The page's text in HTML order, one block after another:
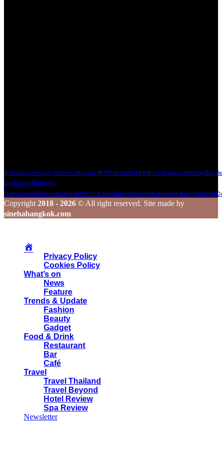
#socialcommunity#ConradBangkok#afternoontea#JimThompson
บางกอก#สิเน่หาพา
ไป#CentaraGrandatCentralWorld#TheStRegisBangkok#pattaya#KhaoChae
Copyright 2018 - 2026 © All right reserved. Site made by
sinehabangkok.com
Privacy Policy
Cookies Policy
What’s on
News
Feature
Trends & Update
Fashion
Beauty
Gadget
Food & Drink
Restaurant
Bar
Café
Travel
Travel Thailand
Travel Beyond
Hotel Review
Spa Review
Newsletter